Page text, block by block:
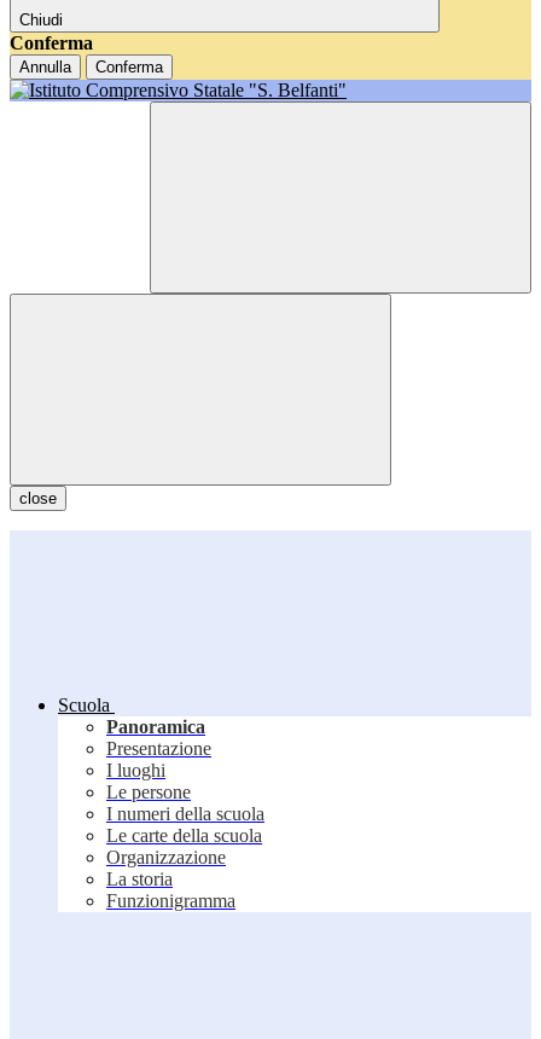
Chiudi
Conferma
Annulla Conferma
close
Scuola
Panoramica
Presentazione
I luoghi
Le persone
I numeri della scuola
Le carte della scuola
Organizzazione
La storia
Funzionigramma